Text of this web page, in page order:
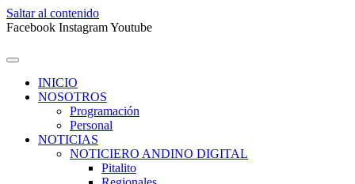
Saltar al contenido
Facebook InstagramYoutube
INICIO
NOSOTROS
Programación
Personal
NOTICIAS
NOTICIERO ANDINO DIGITAL
Pitalito